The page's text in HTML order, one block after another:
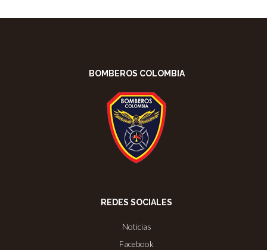
BOMBEROS COLOMBIA
REDES SOCIALES
Noticias
Facebook